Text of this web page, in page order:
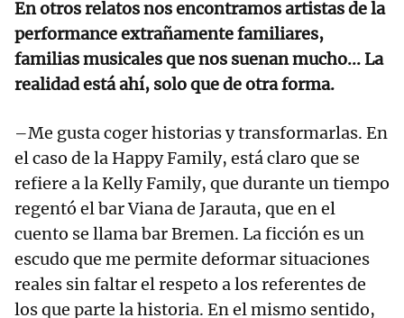
En otros relatos nos encontramos artistas de la
performance extrañamente familiares,
familias musicales que nos suenan mucho... La
realidad está ahí, solo que de otra forma.
–Me gusta coger historias y transformarlas. En
el caso de la Happy Family, está claro que se
refiere a la Kelly Family, que durante un tiempo
regentó el bar Viana de Jarauta, que en el
cuento se llama bar Bremen. La ficción es un
escudo que me permite deformar situaciones
reales sin faltar el respeto a los referentes de
los que parte la historia. En el mismo sentido,